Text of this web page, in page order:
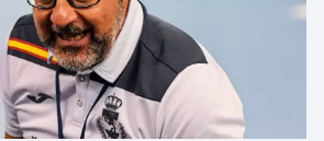
hipócrita a Irán por negar